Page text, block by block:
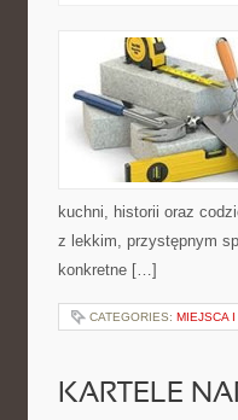
kuchni, historii oraz
z lekkim, przystępnym
konkretne […]
CATEGORIES: MIEJSCA
KARTELE